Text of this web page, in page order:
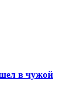
в чужой